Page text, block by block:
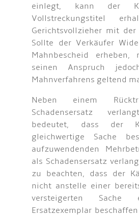
einlegt, kann der
Vollstreckungstitel
Gerichtsvollzieher mit der
Sollte der Verkäufer
Mahnbescheid erheben,
seinen Anspruch
Mahnverfahrens geltend
Neben einem
Schadensersatz
bedeutet, dass der
gleichwertige Sache
aufzuwendenden
als Schadensersatz
zu beachten, dass der
nicht anstelle einer
versteigerten Sache
Ersatzexemplar